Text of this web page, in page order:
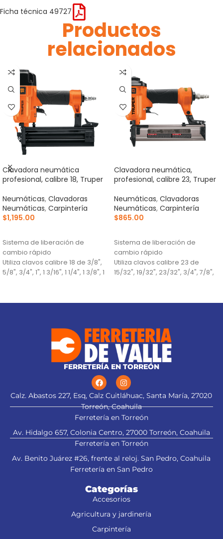
Ficha técnica 49727
Productos
relacionados
Clavadora neumática
profesional, calibre 18, Truper
Neumáticas, Clavadoras
Neumáticas, Carpintería
$1,195.00
Sistema de liberación de
cambio rápido
Utiliza clavos calibre 18 de 3/8",
5/8", 3/4", 1", 1 3/16", 1 1/4", 1 3/8", 1
Clavadora neumática,
profesional, calibre 23, Truper
Neumáticas, Clavadoras
Neumáticas, Carpintería
$865.00
Sistema de liberación de
cambio rápido
Utiliza clavos calibre 23 de
15/32", 19/32", 23/32", 3/4", 7/8",
FERRETERÍA EN TORREÓN
Calz. Abastos 227, Esq, Calz Cuitláhuac, Santa María, 27020
Torreón, Coahuila
Ferretería en Torreón
Av. Hidalgo 657, Colonia Centro, 27000 Torreón, Coahuila
Ferretería en Torreón
Av. Benito Juárez #26, frente al reloj. San Pedro, Coahuila
Ferretería en San Pedro
Categorías
Accesorios
Agricultura y jardinería
Carpintería